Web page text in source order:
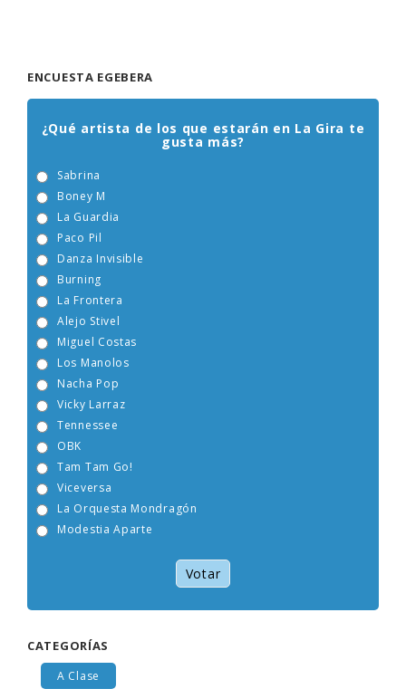
¿Qué artista de los que estarán en La Gira te
gusta más?
Boney M
Burning
Alejo Stivel
Miguel Costas
Nacha Pop
Vicky Larraz
La Orquesta Mondragón
Modestia Aparte
Votar